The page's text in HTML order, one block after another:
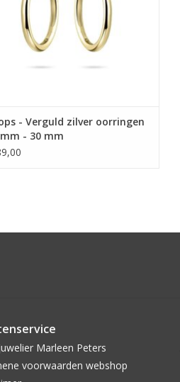
- Verguld zilver oorringen
- 30 mm
Marleen Peters
voorwaarden webshop